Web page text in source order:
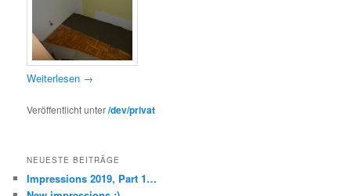
Weiterlesen →
Veröffentlicht unter/dev/privat
NEUESTE BEITRÄGE
Impressions 2019, Part 1…